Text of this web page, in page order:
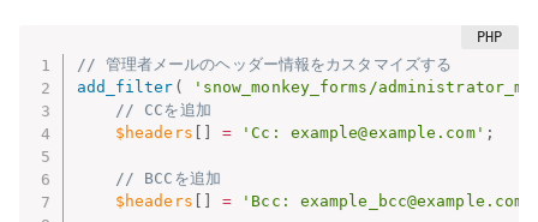
// 管理者メールのヘッダー情報をカスタマイズする
add_filter (
'snow_monkey_forms/
// CCを追加
$headers
= 'Cc: example@example.com' ;
// BCCを追加
$headers
= 'Bcc: example_bcc@example.com'